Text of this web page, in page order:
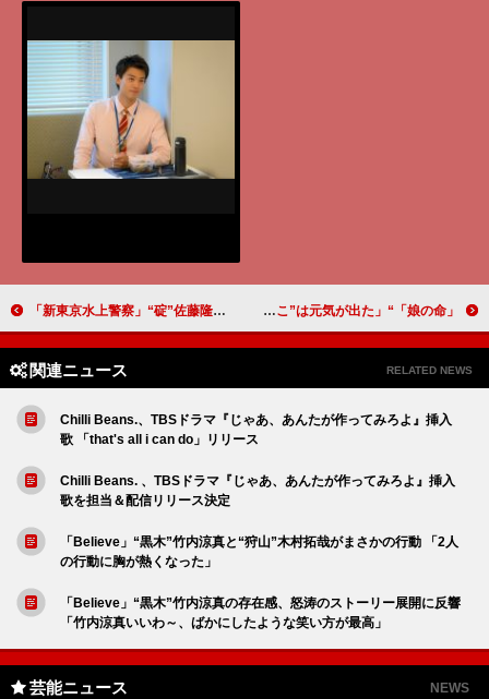
「新東京水上警察」“碇”佐藤隆太と“礼子”（山下美月）がまさかの擬似夫婦に 「ママ呼びに困惑するぎこちない妻役がおもしろかった」 「娘の命」“レイコ”齊藤京子の斬新な復讐劇に反響 「突然の“タイタニックごっこ”は元気が出た」
関連ニュース RELATED NEWS
Chilli Beans.、TBSドラマ『じゃあ、あんたが作ってみろよ』挿入
歌 「that's all i can do」リリース
Chilli Beans. 、TBSドラマ『じゃあ、あんたが作ってみろよ』挿入
歌を担当＆配信リリース決定
「Believe」“黒木”竹内涼真と“狩山”木村拓哉がまさかの行動 「2人
の行動に胸が熱くなった」
「Believe」“黒木”竹内涼真の存在感、怒涛のストーリー展開に反響
「竹内涼真いいわ～、ばかにしたような笑い方が最高」
芸能ニュース NEWS